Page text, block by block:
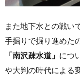
また地下水との戦い
手掘りで掘り進めた
「南沢疎水道」 につ
や大判の時代による